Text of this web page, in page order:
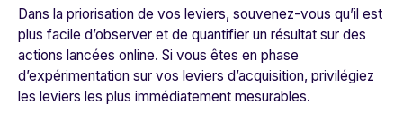
Dans la priorisation de vos leviers, souvenez-vous qu’il est
plus facile d’observer et de quantifier un résultat sur des
actions lancées online. Si vous êtes en phase
d’expérimentation sur vos leviers d’acquisition, privilégiez
les leviers les plus immédiatement mesurables.